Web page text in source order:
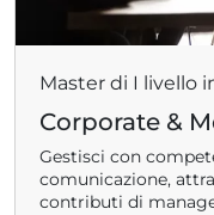
Master di I livello
Corporate &
Gestisci con
comunicazione,
contributi di